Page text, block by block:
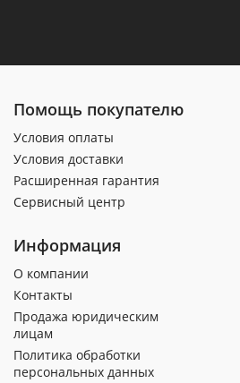
Помощь покупателю
Условия оплаты
Условия доставки
Расширенная гарантия
Сервисный центр
Информация
О компании
Контакты
Продажа юридическим
лицам
Политика обработки
персональных данных